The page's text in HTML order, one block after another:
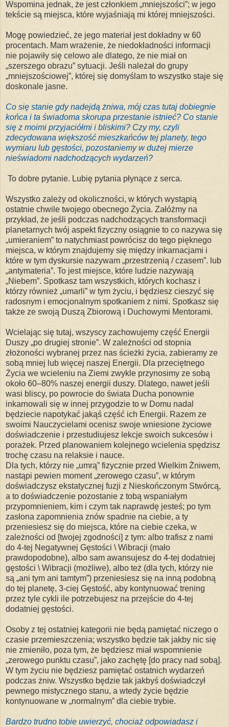
Wspomina jednak, że jest członkiem „mniejszości”; w jego
tekście są miejsca, które wyjaśniają mi której mniejszości.
Mogę powiedzieć, że jego materiał jest dokładny w 60
procentach. Mam wrażenie, że niedokładności informacji
nie pojawiły się celowo ale dlatego, że nie miał on
„szerszego obrazu” sytuacji. Jeśli należał do grupy
„mniejszościowej”, której się domyślam to wszystko staje się
doskonale jasne.
Co się stanie gdy nadejdą żniwa, mój czas tutaj dobiegnie
końca i ta świadoma skorupa przestanie istnieć? Co stanie
się z moimi przyjaciółmi i bliskimi? Czy my, czyli
zdecydowana większość mieszkańców tej planety, tego
wymiaru lub gęstości, pozostaniemy w dużej mierze
nieświadomi nadchodzących wydarzeń?
To dobre pytanie. Lubię pytania płynące z serca.
Wszystko zależy od okoliczności, w których wystąpią
ostatnie chwile twojego obecnego Życia. Załóżmy na
przykład, że jeśli podczas nadchodzących transformacji
planetarnych twój aspekt fizyczny osiągnie to co nazywa się
„umieraniem” to natychmiast powrócisz do tego pięknego
miejsca, w którym znajdujemy się między inkarnacjami i
które w tym dyskursie nazywam „przestrzenią / czasem”. lub
„antymateria”. To jest miejsce, które ludzie nazywają
„Niebem”. Spotkasz tam wszystkich, których kochasz i
którzy również „umarli” w tym życiu, i będziesz cieszyć się
radosnym i emocjonalnym spotkaniem z nimi. Spotkasz się
także ze swoją Duszą Zbiorową i Duchowymi Mentorami.
Wcielając się tutaj, wszyscy zachowujemy część Energii
Duszy „po drugiej stronie”. W zależności od stopnia
złożoności wybranej przez nas ścieżki życia, zabieramy ze
sobą mniej lub więcej naszej Energii. Dla przeciętnego
Życia we wcieleniu na Ziemi zwykle przynosimy ze sobą
około 60–80% naszej energii duszy. Dlatego, nawet jeśli
wasi bliscy, po powrocie do świata Ducha ponownie
inkarnowali się w innej przygodzie to w Domu nadal
będziecie napotykać jakąś część ich Energii. Razem ze
swoimi Nauczycielami ocenisz swoje wniesione życiowe
doświadczenie i przestudiujesz lekcje swoich sukcesów i
porażek. Przed planowaniem kolejnego wcielenia spędzisz
trochę czasu na relaksie i nauce.
Dla tych, którzy nie „umrą” fizycznie przed Wielkim Żniwem,
nastąpi pewien moment „zerowego czasu”, w którym
doświadczysz ekstatycznej fuzji z Nieskończonym Stwórcą,
a to doświadczenie pozostanie z tobą wspaniałym
przypomnieniem, kim i czym tak naprawdę jesteś; po tym
zasłona zapomnienia znów spadnie na ciebie, a ty
przeniesiesz się do miejsca, które na ciebie czeka, w
zależności od [twojej zgodności] z tym: albo trafisz z nami
do 4-tej Negatywnej Gęstości \ Wibracji (mało
prawdopodobne), albo sam awansujesz do 4-tej dodatniej
gęstości \ Wibracji (możliwe), albo też (dla tych, którzy nie
są „ani tym ani tamtym”) przeniesiesz się na inną podobną
do tej planetę, 3-ciej Gęstość, aby kontynuować trening
przez tyle cykli ile potrzebujesz na przejście do 4-tej
dodatniej gęstości.
Osoby z tej ostatniej kategorii nie będą pamiętać niczego o
czasie przemieszczenia; wszystko będzie tak jakby nic się
nie zmieniło, poza tym, że będziesz miał wspomnienie
„zerowego punktu czasu”, jako zachętę [do pracy nad sobą].
W tym życiu nie będziesz pamiętać ostatnich wydarzeń
podczas żniw. Wszystko będzie tak jakbyś doświadczył
pewnego mistycznego stanu, a wtedy życie będzie
kontynuowane w „normalnym” dla ciebie trybie.
Bardzo trudno tobie uwierzyć, chociaż odpowiadasz i